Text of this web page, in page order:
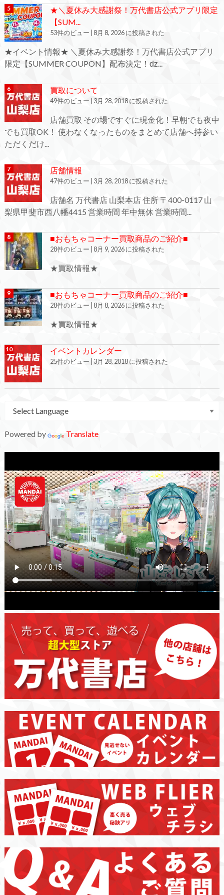
★＼夏休み大感謝祭！万代書店公式アプリ限定
【SUM...
53件のビュー 8月 8, 2026 に投稿された
★イベント情報★ ＼夏休み大感謝祭！万代書店公式アプリ
限定【SUMMER COUPON】配布決定！ǳ...
買取について
49件のビュー 3月 28, 2018 に投稿された
店舗買取 その場ですぐに現金化！早朝でも夜中
でも買取OK！ 使わなくなったものをまとめて店舗へ持参い
ただくだけ...
店舗情報
47件のビュー 3月 28, 2018 に投稿された
店舗名 万代書店 山梨本店 住所 〒400-0117 山
梨県甲斐市西八幡4415 営業時間 年中無休 営業時間...
■おもちゃコーナー買取商品のご紹介■
28件のビュー 8月 9, 2026 に投稿された
★買取情報★
■おもちゃコーナー買取商品のご紹介■
28件のビュー 8月 8, 2026 に投稿された
★買取情報★
イベントカレンダー
25件のビュー 3月 28, 2018 に投稿された
Powered by Translate